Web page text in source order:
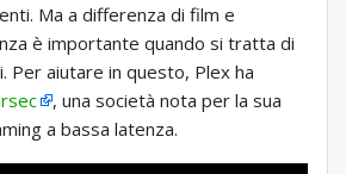
Ma a differenza di film e
è importante quando si tratta di
Per aiutare in questo, Plex ha
, una società nota per la sua
a bassa latenza.